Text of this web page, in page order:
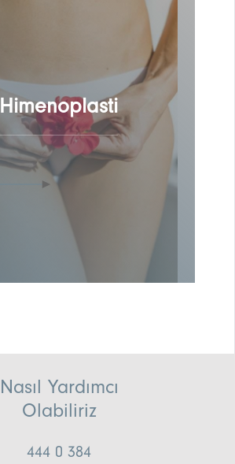
Himenoplasti
Nasıl Yardımcı
Olabiliriz
444 0 384